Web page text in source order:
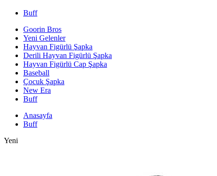
Buff
Goorin Bros
Yeni Gelenler
Hayvan Figürlü Şapka
Derili Hayvan Figürlü Şapka
Hayvan Figürlü Cap Şapka
Baseball
Çocuk Şapka
New Era
Buff
Anasayfa
Buff
Yeni